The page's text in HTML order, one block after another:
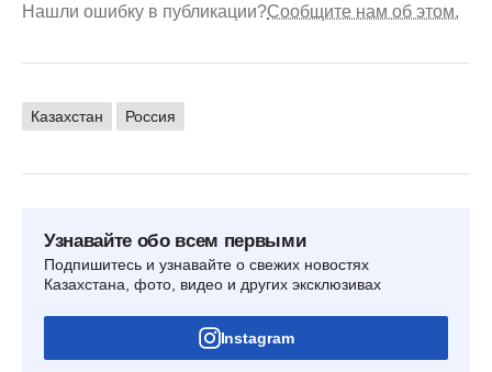
Нашли ошибку в публикации?Сообщите нам об этом.
Казахстан Россия
Узнавайте обо всем первыми
Подпишитесь и узнавайте о свежих новостях
Казахстана, фото, видео и других эксклюзивах
Instagram